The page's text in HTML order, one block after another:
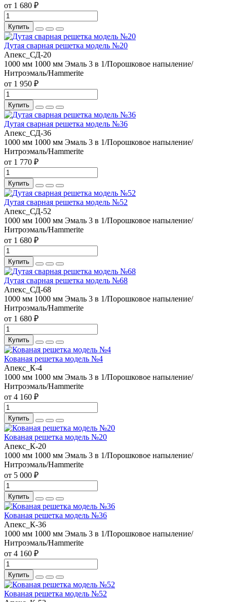
от 1 680 ₽
Купить
Дутая сварная решетка модель №20
Апекс_СД-20
1000 мм 1000 мм Эмаль 3 в 1/Порошковое напыление/
Нитроэмаль/Hammerite
от 1 950 ₽
Купить
Дутая сварная решетка модель №36
Апекс_СД-36
1000 мм 1000 мм Эмаль 3 в 1/Порошковое напыление/
Нитроэмаль/Hammerite
от 1 770 ₽
Купить
Дутая сварная решетка модель №52
Апекс_СД-52
1000 мм 1000 мм Эмаль 3 в 1/Порошковое напыление/
Нитроэмаль/Hammerite
от 1 680 ₽
Купить
Дутая сварная решетка модель №68
Апекс_СД-68
1000 мм 1000 мм Эмаль 3 в 1/Порошковое напыление/
Нитроэмаль/Hammerite
от 1 680 ₽
Купить
Кованая решетка модель №4
Апекс_К-4
1000 мм 1000 мм Эмаль 3 в 1/Порошковое напыление/
Нитроэмаль/Hammerite
от 4 160 ₽
Купить
Кованая решетка модель №20
Апекс_К-20
1000 мм 1000 мм Эмаль 3 в 1/Порошковое напыление/
Нитроэмаль/Hammerite
от 5 000 ₽
Купить
Кованая решетка модель №36
Апекс_К-36
1000 мм 1000 мм Эмаль 3 в 1/Порошковое напыление/
Нитроэмаль/Hammerite
от 4 160 ₽
Купить
Кованая решетка модель №52